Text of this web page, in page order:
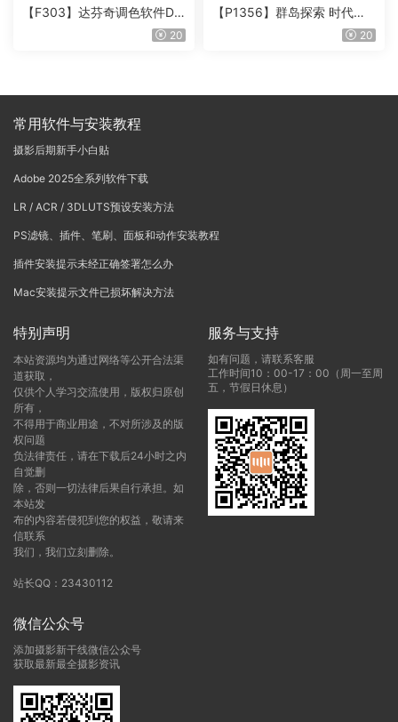
【F303】达芬奇调色软件Da
Vinci Resolve Studio21.0.320
【P1356】群岛探索 时代马
戏团 – QUEST 60 调色预设A
20
常用软件与安装教程
摄影后期新手小白贴
Adobe 2025全系列软件下载
LR / ACR / 3DLUTS预设安装方法
PS滤镜、插件、笔刷、面板和动作安装教程
插件安装提示未经正确签署怎么办
Mac安装提示文件已损坏解决方法
特别声明
本站资源均为通过网络等公开合法渠
道获取，
仅供个人学习交流使用，版权归原创
所有，
不得用于商业用途，不对所涉及的版
权问题
负法律责任，请在下载后24小时之内
自觉删
除，否则一切法律后果自行承担。如
本站发
布的内容若侵犯到您的权益，敬请来
信联系
我们，我们立刻删除。
站长QQ：23430112
服务与支持
如有问题，请联系客服
工作时间10：00-17：00（周一至周
五，节假日休息）
微信公众号
添加摄影新干线微信公众号
获取最新最全摄影资讯